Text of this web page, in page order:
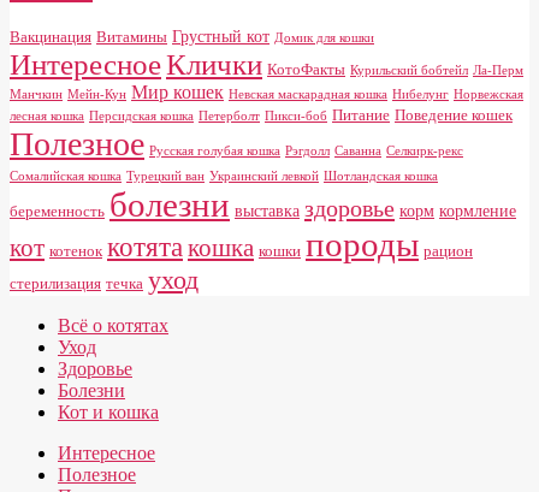
Вакцинация Витамины Грустный кот Домик для кошки
ИнтересноеКлички КотоФакты Курильский бобтейл Ла-Перм
Манчкин Мейн-Кун Мир кошек Невская маскарадная кошка Нибелунг Норвежская
лесная кошка Персидская кошка Петерболт Пикси-боб Питание Поведение кошек
Полезное Русская голубая кошка Рэгдолл Саванна Селкирк-рекс
Сомалийская кошка Турецкий ван Украинский левкой Шотландская кошка
беременность болезни выставка здоровье корм кормление
кот котенок котята кошка кошки породы рацион
стерилизация течка уход
Всё о котятах
Уход
Здоровье
Болезни
Кот и кошка
Интересное
Полезное